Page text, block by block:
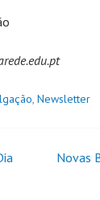
, Newsletter
Novas